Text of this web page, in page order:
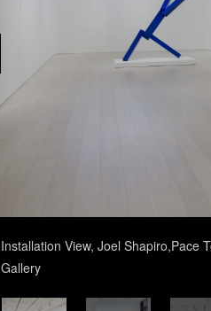
Installation View, Joel Shapiro,Pace
Gallery